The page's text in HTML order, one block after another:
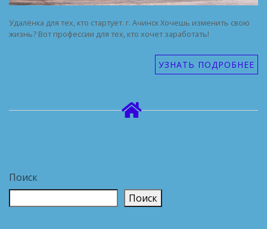
Удалёнка для тех, кто стартует. г. Ачинск Хочешь изменить свою
жизнь? Вот профессии для тех, кто хочет заработать!
УЗНАТЬ ПОДРОБНЕЕ
Поиск
Поиск